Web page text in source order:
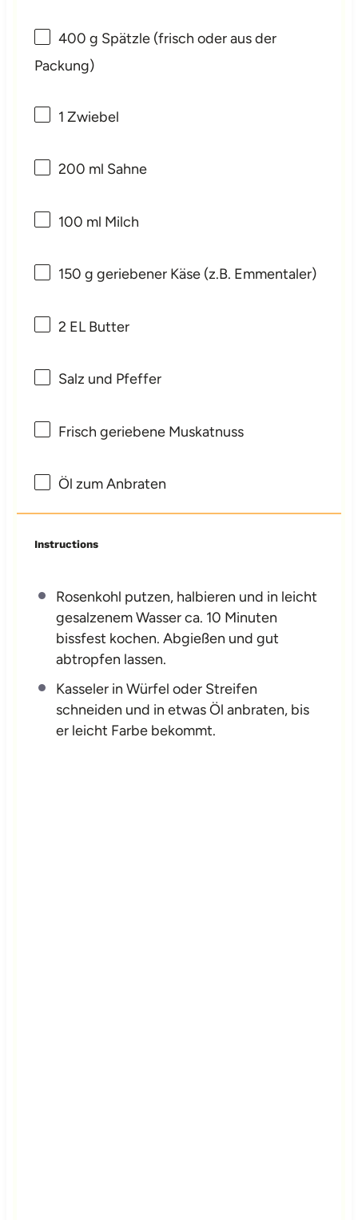
400 g Spätzle (frisch oder aus der
Packung)
1 Zwiebel
200 ml Sahne
100 ml Milch
150 g geriebener Käse (z.B. Emmentaler)
2 EL Butter
Salz und Pfeffer
Frisch geriebene Muskatnuss
Öl zum Anbraten
Instructions
Rosenkohl putzen, halbieren und in leicht
gesalzenem Wasser ca. 10 Minuten
bissfest kochen. Abgießen und gut
abtropfen lassen.
Kasseler in Würfel oder Streifen
schneiden und in etwas Öl anbraten, bis
er leicht Farbe bekommt.